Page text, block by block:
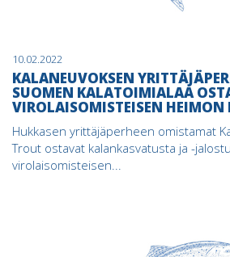
10.02.2022
KALANEUVOKSEN
SUOMEN KALATOIMIALAA
VIROLAISOMISTEISEN HEIMON
Hukkasen yrittäjäperheen omistamat
Trout ostavat kalankasvatusta ja -
virolaisomisteisen...